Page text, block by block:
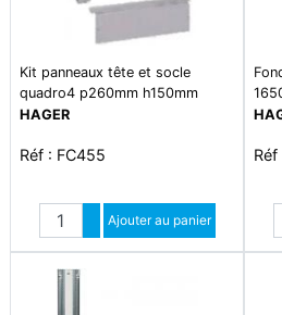
Kit panneaux tête et socle
quadro4 p260mm h150mm
l620mm ip40 ral7042 gris
HAGER
Réf : FC455
Quantité
Augmenter quantité
Diminuer quantité
Ajouter au panier
Réf